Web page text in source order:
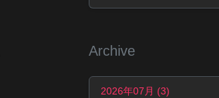
Archive
2026年07月 (3)